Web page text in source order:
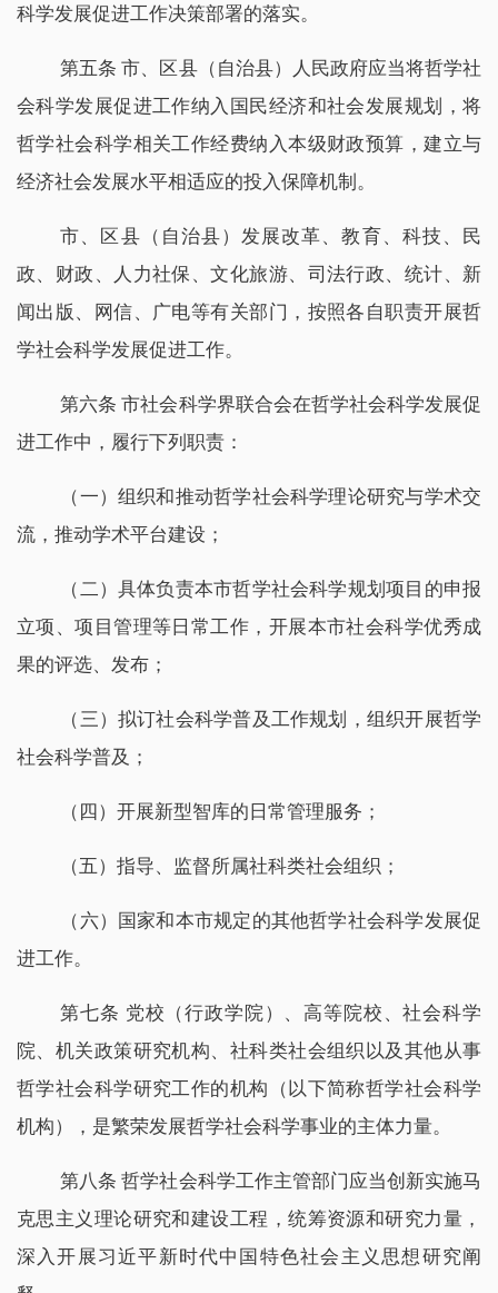
科学发展促进工作决策部署的落实。
第五条 市、区县（自治县）人民政府应当将哲学社
会科学发展促进工作纳入国民经济和社会发展规划，将
哲学社会科学相关工作经费纳入本级财政预算，建立与
经济社会发展水平相适应的投入保障机制。
市、区县（自治县）发展改革、教育、科技、民
政、财政、人力社保、文化旅游、司法行政、统计、新
闻出版、网信、广电等有关部门，按照各自职责开展哲
学社会科学发展促进工作。
第六条 市社会科学界联合会在哲学社会科学发展促
进工作中，履行下列职责：
（一）组织和推动哲学社会科学理论研究与学术交
流，推动学术平台建设；
（二）具体负责本市哲学社会科学规划项目的申报
立项、项目管理等日常工作，开展本市社会科学优秀成
果的评选、发布；
（三）拟订社会科学普及工作规划，组织开展哲学
社会科学普及；
（四）开展新型智库的日常管理服务；
（五）指导、监督所属社科类社会组织；
（六）国家和本市规定的其他哲学社会科学发展促
进工作。
第七条 党校（行政学院）、高等院校、社会科学
院、机关政策研究机构、社科类社会组织以及其他从事
哲学社会科学研究工作的机构（以下简称哲学社会科学
机构），是繁荣发展哲学社会科学事业的主体力量。
第八条 哲学社会科学工作主管部门应当创新实施马
克思主义理论研究和建设工程，统筹资源和研究力量，
深入开展习近平新时代中国特色社会主义思想研究阐